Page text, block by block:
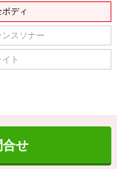
ディ
ンスソナー
ト
合せ